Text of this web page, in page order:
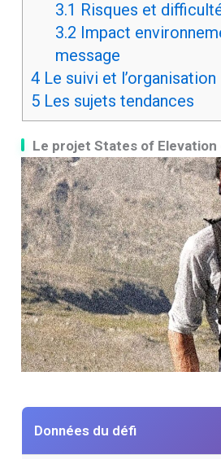
3.1 Risques et
3.2 Impact
message
4Le suivi et l’organisation
5Les sujets tendances
Le projet States of Elevation
Données du défi